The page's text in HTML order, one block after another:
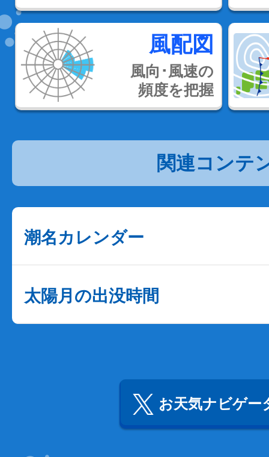
風配図
風向･風速の
頻度を把握
関連コンテ
潮名カレンダー
太陽月の出没時間
お天気ナビゲー